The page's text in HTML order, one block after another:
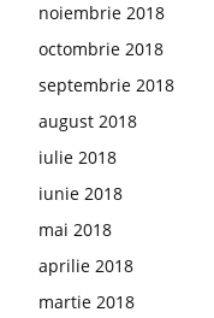
noiembrie 2018
octombrie 2018
septembrie 2018
august 2018
iulie 2018
iunie 2018
mai 2018
aprilie 2018
martie 2018